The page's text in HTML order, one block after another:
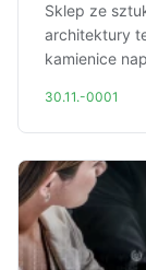
Sklep ze
architektury
kamienice
30.11.-0001